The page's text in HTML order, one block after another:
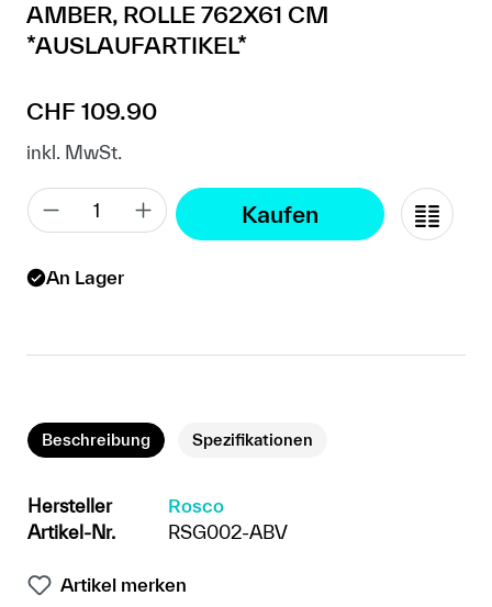
AMBER, ROLLE 762X61 CM
*AUSLAUFARTIKEL*
Regulärer Preis:
CHF 109.90
inkl. MwSt.
Kaufen
An Lager
Beschreibung Spezifikationen
Hersteller
Rosco
Artikel-Nr.
RSG002-ABV
Artikel merken